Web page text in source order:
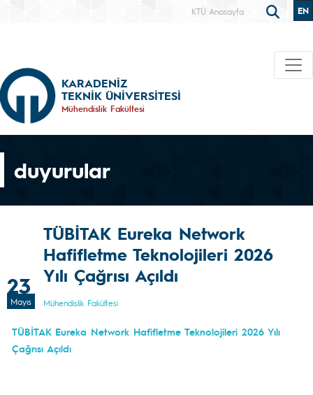
KTÜ Anasayfa EN
KARADENİZ
TEKNİK ÜNİVERSİTESİ
Mühendislik Fakültesi
duyurular
23
Mayıs
TÜBİTAK Eureka Network
Hafifletme Teknolojileri 2026
Yılı Çağrısı Açıldı
Mühendislik Fakültesi
TÜBİTAK Eureka Network Hafifletme Teknolojileri 2026 Yılı
Çağrısı Açıldı